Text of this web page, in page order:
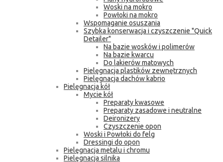
Woski na mokro
Powłoki na mokro
Wspomaganie osuszania
Szybka konserwacja i czyszczenie "Quick
Detailer"
Na bazie wosków i polimerów
Na bazie kwarcu
Do lakierów matowych
Pielęgnacja plastików zewnętrznych
Pielęgnacja dachów kabrio
Pielęgnacja kół
Mycie kół
Preparaty kwasowe
Preparaty zasadowe i neutralne
Deironizery
Czyszczenie opon
Woski i Powłoki do felg
Dressingi do opon
Pielęgnacja metalu i chromu
Pielęgnacja silnika